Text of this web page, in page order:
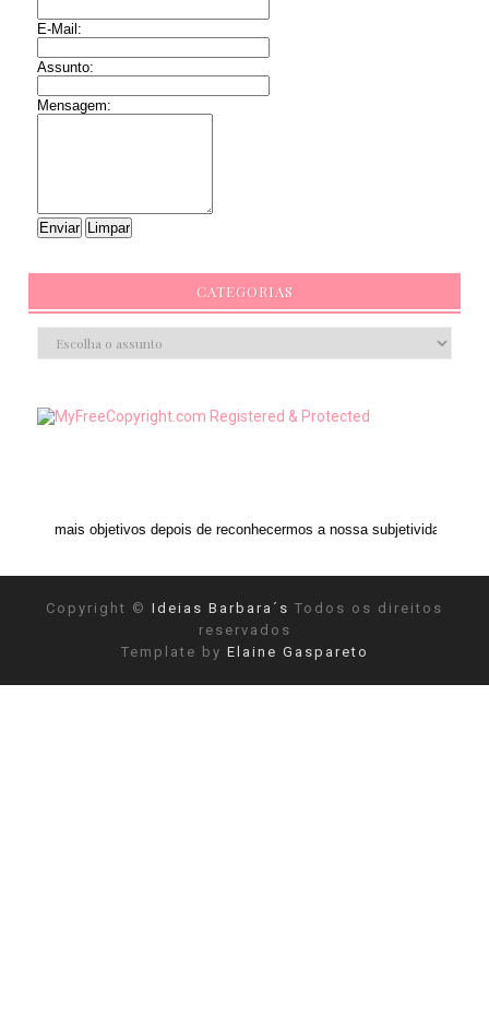
E-Mail:
Assunto:
Mensagem:
CATEGORIAS
depois de reconhecermos a nossa subjetividade." ANAIS NIN
Copyright © Ideias Barbara´s Todos os direitos
reservados
Template by Elaine Gaspareto